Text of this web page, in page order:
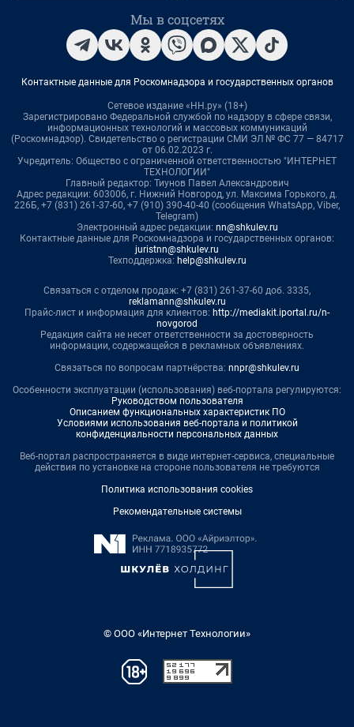
Мы в соцсетях
Контактные данные для Роскомнадзора и государственных органов
Сетевое издание «НН.ру» (18+)
Зарегистрировано Федеральной службой по надзору в сфере связи,
информационных технологий и массовых коммуникаций
(Роскомнадзор). Свидетельство о регистрации СМИ ЭЛ № ФС 77 — 84717
от 06.02.2023 г.
Учредитель: Общество с ограниченной ответственностью "ИНТЕРНЕТ
ТЕХНОЛОГИИ"
Главный редактор: Тиунов Павел Александрович
Адрес редакции: 603006, г. Нижний Новгород, ул. Максима Горького, д.
226Б, +7 (831) 261-37-60, +7 (910) 390-40-40 (сообщения WhatsApp, Viber,
Telegram)
Электронный адрес редакции: nn@shkulev.ru
Контактные данные для Роскомнадзора и государственных органов:
juristnn@shkulev.ru
Техподдержка: help@shkulev.ru
Связаться с отделом продаж: +7 (831) 261-37-60 доб. 3335,
reklamann@shkulev.ru
Прайс-лист и информация для клиентов: http://mediakit.iportal.ru/n-
novgorod
Редакция сайта не несет ответственности за достоверность
информации, содержащейся в рекламных объявлениях.
Связаться по вопросам партнёрства: nnpr@shkulev.ru
Особенности эксплуатации (использования) веб-портала регулируются:
Руководством пользователя
Описанием функциональных характеристик ПО
Условиями использования веб-портала и политикой
конфиденциальности персональных данных
Веб-портал распространяется в виде интернет-сервиса, специальные
действия по установке на стороне пользователя не требуются
Политика использования cookies
Рекомендательные системы
© ООО «Интернет Технологии»